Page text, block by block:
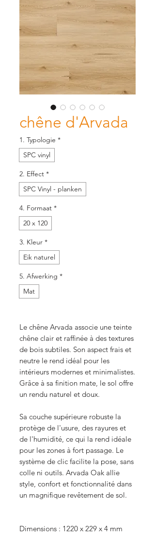
chêne d'Arvada
1. Typologie *
SPC vinyl
2. Effect *
SPC Vinyl - planken
4. Formaat *
20 x 120
3. Kleur *
Eik naturel
5. Afwerking *
Mat
Le chêne Arvada associe une teinte
chêne clair et raffinée à des textures
de bois subtiles. Son aspect frais et
neutre le rend idéal pour les
intérieurs modernes et minimalistes.
Grâce à sa finition mate, le sol offre
un rendu naturel et doux.
Sa couche supérieure robuste la
protège de l'usure, des rayures et
de l'humidité, ce qui la rend idéale
pour les zones à fort passage. Le
système de clic facilite la pose, sans
colle ni outils. Arvada Oak allie
style, confort et fonctionnalité dans
un magnifique revêtement de sol.
Dimensions : 1220 x 229 x 4 mm